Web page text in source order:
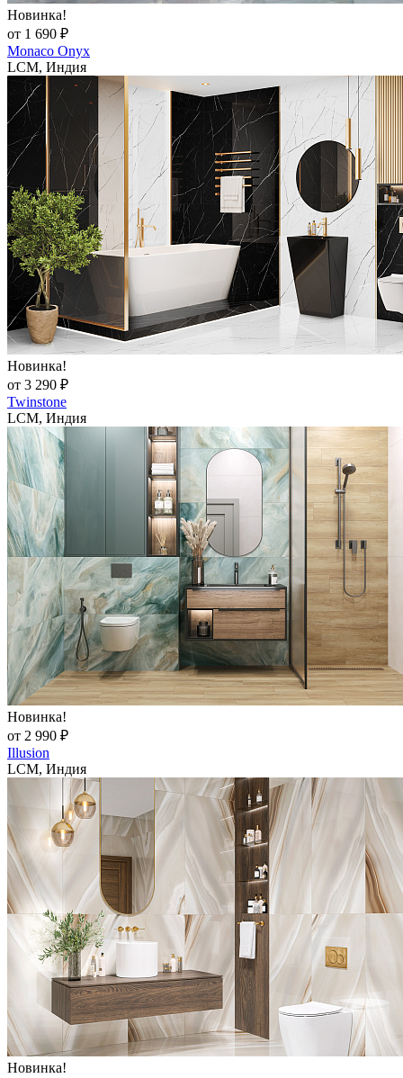
Новинка!
от 1 690 ₽
Monaco Onyx
LCM, Индия
Новинка!
от 3 290 ₽
Twinstone
LCM, Индия
Новинка!
от 2 990 ₽
Illusion
LCM, Индия
Новинка!